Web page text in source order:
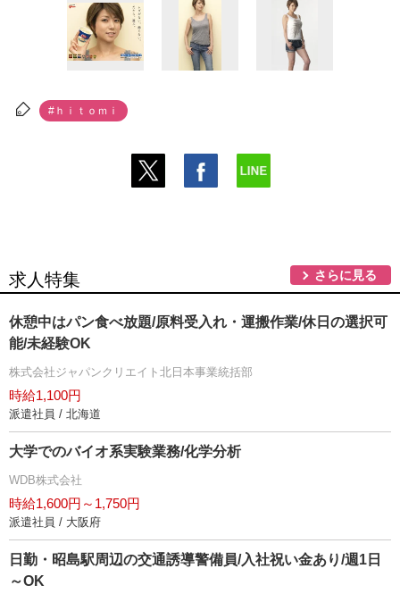
#ｈｉｔｏｍｉ
求人特集 さらに見る
休憩中はパン食べ放題/原料受入れ・運搬作業/休日の選択可
能/未経験OK
株式会社ジャパンクリエイト北日本事業統括部
時給1,100円
派遣社員 / 北海道
大学でのバイオ系実験業務/化学分析
WDB株式会社
時給1,600円～1,750円
派遣社員 / 大阪府
日勤・昭島駅周辺の交通誘導警備員/入社祝い金あり/週1日
～OK